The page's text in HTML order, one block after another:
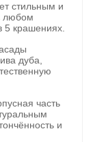
стильным и
любом
5 крашениях.
дуба,
часть
и